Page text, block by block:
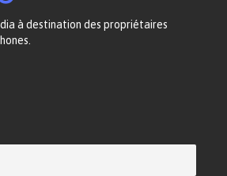
à destination des propriétaires